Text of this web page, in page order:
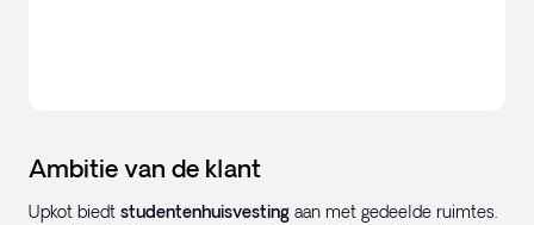
Ambitie van de klant
Upkot biedt studentenhuisvesting aan met gedeelde ruimtes.